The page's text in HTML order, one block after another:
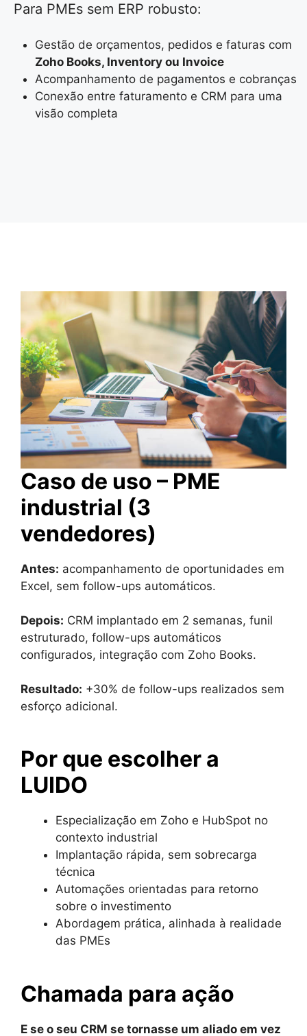
Para PMEs sem ERP robusto:
Gestão de orçamentos, pedidos e faturas com
Zoho Books, Inventory ou Invoice
Acompanhamento de pagamentos e cobranças
Conexão entre faturamento e CRM para uma
visão completa
Caso de uso – PME
industrial (3
vendedores)
Antes: acompanhamento de oportunidades em
Excel, sem follow-ups automáticos.
Depois: CRM implantado em 2 semanas, funil
estruturado, follow-ups automáticos
configurados, integração com Zoho Books.
Resultado: +30% de follow-ups realizados sem
esforço adicional.
Por que escolher a
LUIDO
Especialização em Zoho e HubSpot no
contexto industrial
Implantação rápida, sem sobrecarga
técnica
Automações orientadas para retorno
sobre o investimento
Abordagem prática, alinhada à realidade
das PMEs
Chamada para ação
E se o seu CRM se tornasse um aliado em vez